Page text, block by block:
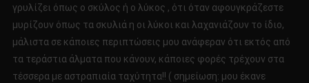
γρυλίζει όπως ο σκύλος ή ο λύκος , ότι όταν αφουγκράζεστε
μυρίζουν όπως τα σκυλιά η οι λύκοι και λαχανιάζουν το ίδιο,
μάλιστα σε κάποιες περιπτώσεις μου ανάφεραν ότι εκτός από
τα τεράστια άλματα που κάνουν, κάποιες φορές τρέχουν στα
τέσσερα με αστραπιαία ταχύτητα!! ( σημείωση: μου έκανε